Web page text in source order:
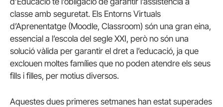
classe amb seguretat. Els Entorns Virtuals
d’Aprenentatge (Moodle, Classroom) són una gran eina,
essencial a l’escola del segle XXI, però no són una
solució vàlida per garantir el dret a l’educació, ja que
exclouen moltes famílies que no poden atendre els seus
fills i filles, per motius diversos.
Aquestes dues primeres setmanes han estat superades